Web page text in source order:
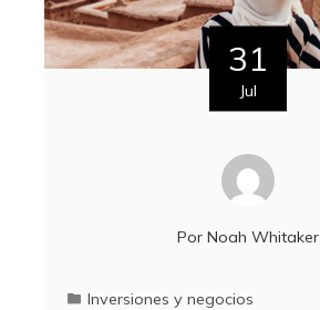
31
Jul
Por Noah Whitaker
Inversiones y negocios